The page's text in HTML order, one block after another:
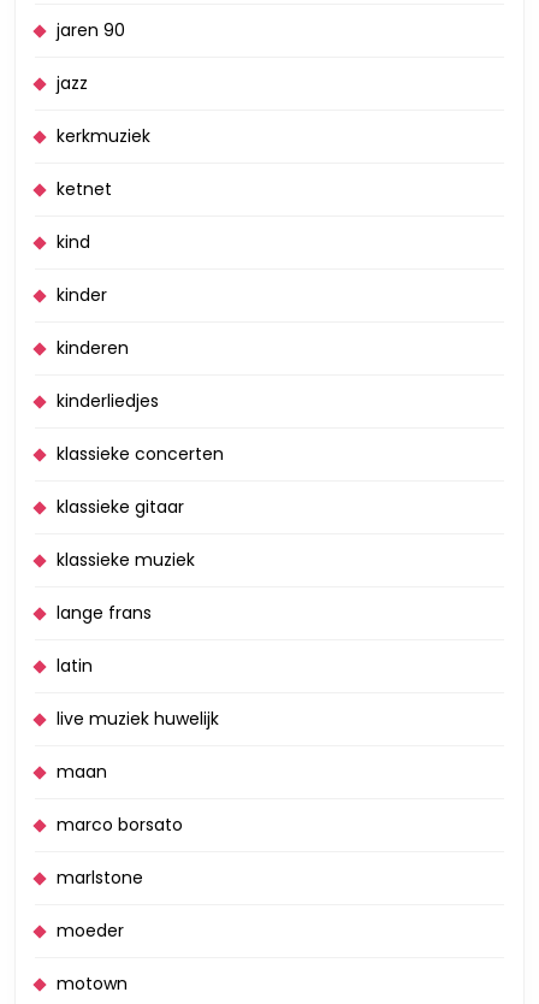
jaren 90
jazz
kerkmuziek
ketnet
kind
kinder
kinderen
kinderliedjes
klassieke concerten
klassieke gitaar
klassieke muziek
lange frans
latin
live muziek huwelijk
maan
marco borsato
marlstone
moeder
motown